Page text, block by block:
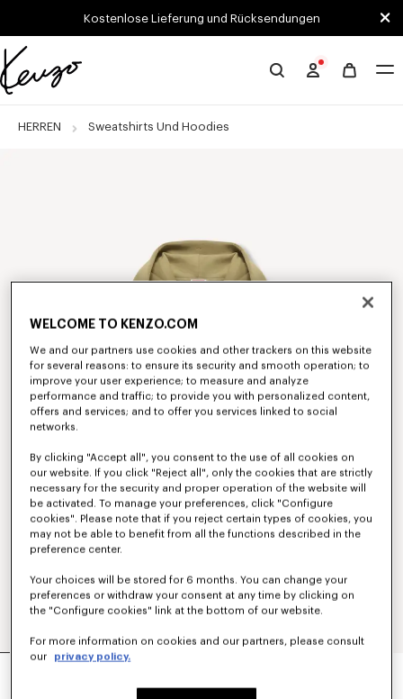
Skip to main content
Skip to footer contentKostenlose Lieferung und Rücksendungen
Offizielle
Website
HERREN Sweatshirts Und Hoodies
HOODIE MIT „KENZO SIGNATURE“-STICKEREI
WELCOME TO KENZO.COM
We and our partners use cookies and other trackers on this website
for several reasons: to ensure its security and smooth operation; to
improve your user experience; to measure and analyze
performance and traffic; to provide you with personalized content,
offers and services; and to offer you services linked to social
networks.
By clicking "Accept all", you consent to the use of all cookies on
our website. If you click "Reject all", only the cookies that are strictly
necessary for the security and proper operation of the website will
be activated. To manage your preferences, click "Configure
cookies". Please note that if you reject certain types of cookies, you
may not be able to benefit from all the functions described in the
preference center.
Your choices will be stored for 6 months. You can change your
preferences or withdraw your consent at any time by clicking on
the "Configure cookies" link at the bottom of our website.
For more information on cookies and our partners, please consult
our
privacy policy.